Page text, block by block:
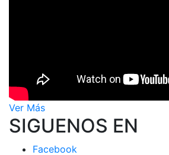
Ver Más
SIGUENOS EN
Facebook